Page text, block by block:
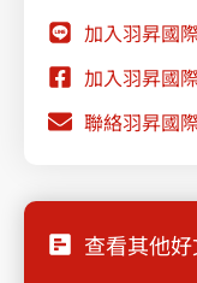
加入羽昇國
加入羽昇國
聯絡羽昇國
查看其他